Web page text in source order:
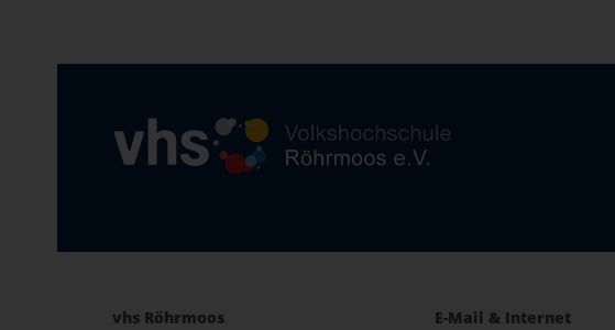
vhs Röhrmoos
E-Mail & Internet